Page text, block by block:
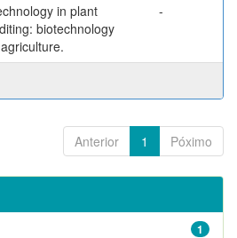
in plant
biotechnology
-
Anterior 1 Póximo
1